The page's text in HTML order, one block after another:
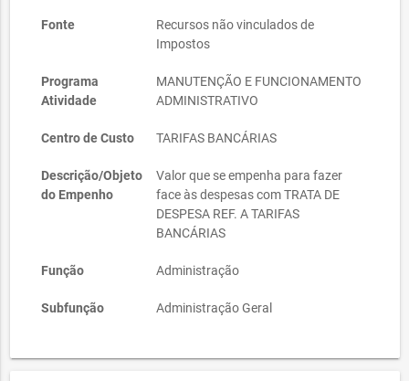
Fonte
Recursos não vinculados de
Impostos
Programa
Atividade
MANUTENÇÃO E FUNCIONAMENTO
ADMINISTRATIVO
Centro de Custo TARIFAS BANCÁRIAS
Descrição/Objeto
do Empenho
Valor que se empenha para fazer
face às despesas com TRATA DE
DESPESA REF. A TARIFAS
BANCÁRIAS
Função Administração
Subfunção Administração Geral